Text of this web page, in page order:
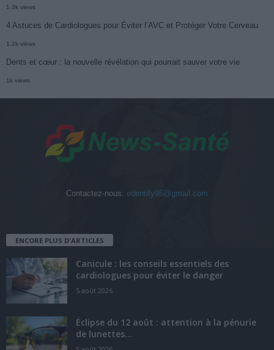
1.3k views
4 Astuces de Cardiologues pour Éviter l’AVC et Protéger Votre Cerveau
1.2k views
Dents et cœur : la nouvelle révélation qui pourrait sauver votre vie
1k views
Contactez-nous: edentify95@gmail.com
ENCORE PLUS D'ARTICLES
Canicule : les conseils essentiels des
cardiologues pour éviter le danger
5 août 2026
Éclipse du 12 août : attention à la pénurie
de lunettes...